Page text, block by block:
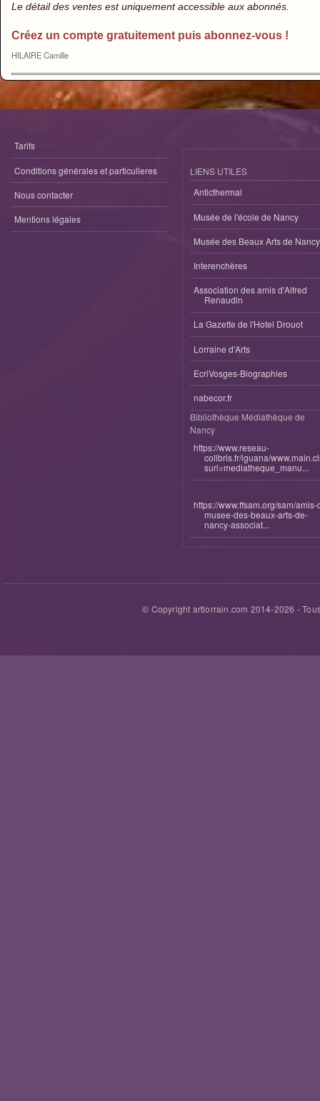
Le détail des ventes est uniquement accessible aux abonnés.
Créez un compte gratuitement puis abonnez-vous !
HILAIRE Camille
Tarifs
Conditions générales et particulieres
Nous contacter
Mentions légales
LIENS UTILES
Anticthermal
Musée de l'école de Nancy
Musée des Beaux Arts de Nancy
Interenchères
Association des amis d'Alfred
Renaudin
La Gazette de l'Hotel Drouot
Lorraine d'Arts
EcriVosges-Biographies
nabecor.fr
Bibliothèque Médiathèque de
Nancy
https://www.reseau-
colibris.fr/iguana/
surl=mediatheque_manu...
https://www.ffsam.org/sam/amis-
musee-des-beaux-arts-de-
nancy-associat...
© Copyright artlorrain.com 2014-2026 -